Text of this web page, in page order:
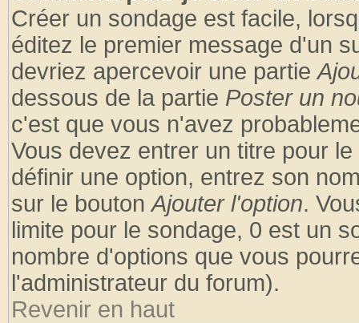
Créer un sondage est facile,
éditez le premier message d'un
devriez apercevoir une partie
dessous de la partie Poster un
c'est que vous n'avez
Vous devez entrer un titre pour
définir une option, entrez son
sur le boutonAjouter l'option.
limite pour le sondage, 0 est un
nombre d'options que vous
l'administrateur du forum).
Revenir en haut